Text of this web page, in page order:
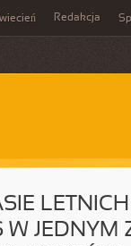
Redakcja
JEDNYM